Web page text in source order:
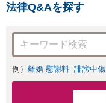
法律Q&Aを探す
例） 離婚 慰謝料 誹謗中傷